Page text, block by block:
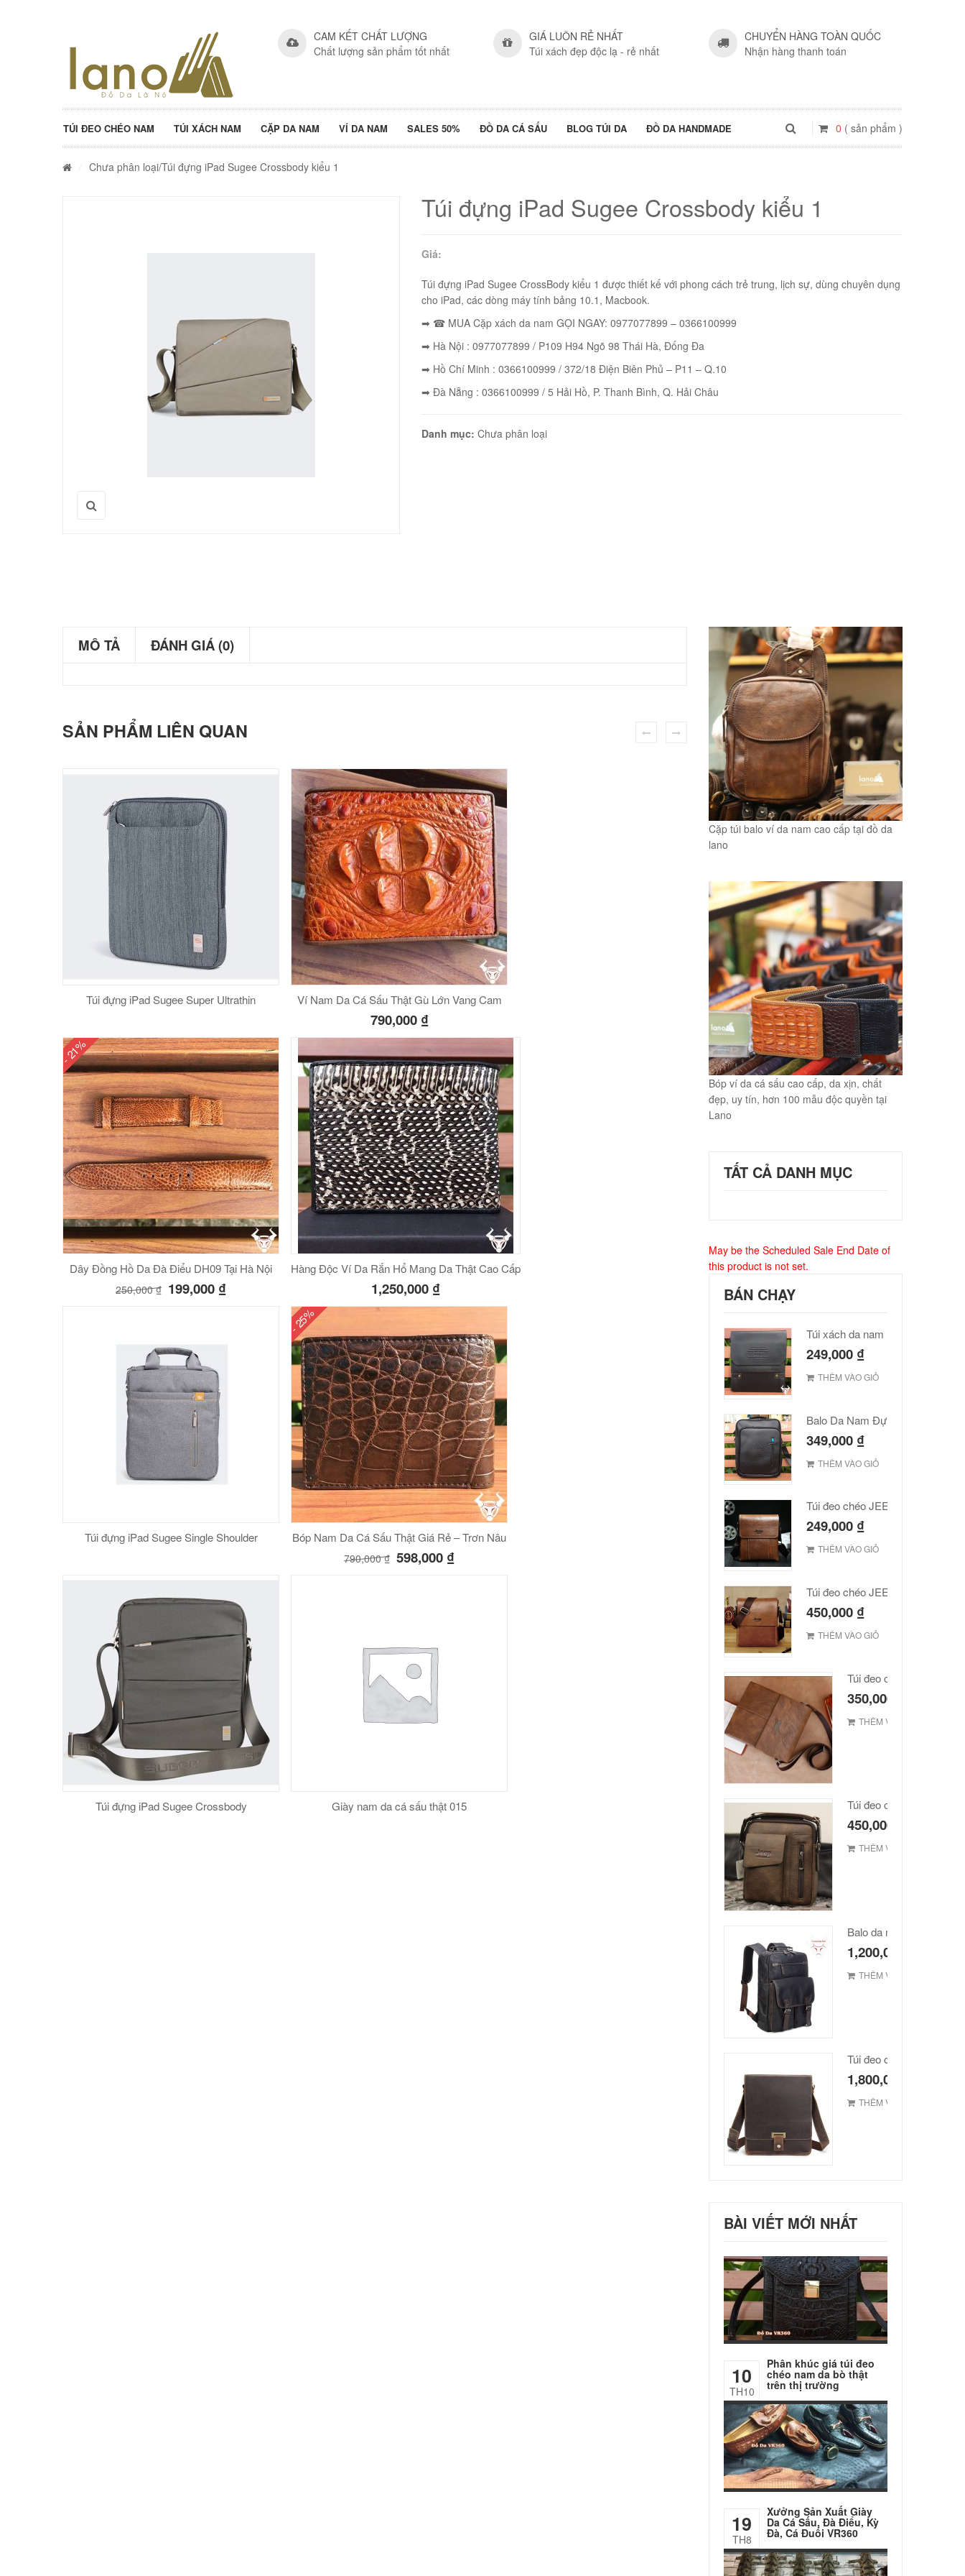
CAM KẾT CHẤT LƯỢNG
Chất lượng sản phẩm tốt nhất
GIÁ LUÔN RẺ NHẤT
Túi xách đẹp độc lạ - rẻ nhất
CHUYỂN HÀNG TOÀN QUỐC
Nhận hàng thanh toán
TÚI ĐEO CHÉO NAM TÚI XÁCH NAM CẶP DA NAM VÍ DA NAM SALES 50% ĐỒ DA CÁ SẤU BLOG TÚI DA ĐỒ DA HANDMADE 0 ( sản phẩm )
Chưa phân loại/Túi đựng iPad Sugee Crossbody kiểu 1
Túi đựng iPad Sugee Crossbody kiểu 1
Giá:
Túi đựng iPad Sugee CrossBody kiểu 1 được thiết kế với phong cách trẻ trung, lịch sự, dùng chuyên dụng
cho iPad, các dòng máy tính bảng 10.1, Macbook.
➡ ☎ MUA Cặp xách da nam GỌI NGAY: 0977077899 – 0366100999
➡ Hà Nội : 0977077899 / P109 H94 Ngõ 98 Thái Hà, Đống Đa
➡ Hồ Chí Minh : 0366100999 / 372/18 Điện Biên Phủ – P11 – Q.10
➡ Đà Nẵng : 0366100999 / 5 Hải Hồ, P. Thanh Bình, Q. Hải Châu
Danh mục: Chưa phân loại
MÔ TẢ ĐÁNH GIÁ (0)
SẢN PHẨM LIÊN QUAN
Túi đựng iPad Sugee Super Ultrathin Ví Nam Da Cá Sấu Thật Gù Lớn Vang Cam
790,000 ₫
- 21%
Dây Đồng Hồ Da Đà Điểu DH09 Tại Hà Nội
250,000₫ 199,000 ₫
Hàng Độc Ví Da Rắn Hổ Mang Da Thật Cao Cấp
1,250,000 ₫
Túi đựng iPad Sugee Single Shoulder
- 25%
Bóp Nam Da Cá Sấu Thật Giá Rẻ – Trơn Nâu
790,000₫ 598,000 ₫
Túi đựng iPad Sugee Crossbody Giày nam da cá sấu thật 015
Cặp túi balo ví da nam cao cấp tại đồ da
lano
Bóp ví da cá sấu cao cấp, da xịn, chất
đẹp, uy tín, hơn 100 mẫu độc quyền tại
Lano
TẤT CẢ DANH MỤC
May be the Scheduled Sale End Date of
this product is not set.
BÁN CHẠY
249,000 ₫
THÊM VÀO GIỎ
Balo Da Nam Đựng Laptop Đẹp Giá Rẻ
349,000 ₫
THÊM VÀO GIỎ
249,000 ₫
THÊM VÀO GIỎ
450,000 ₫
THÊM VÀO GIỎ
Túi đeo chéo Jeep giá
350,000
THÊM VÀO GIỎ
Túi đeo chéo Jeep giá rẻ
450,000
THÊM VÀO GIỎ
Balo da nam hàn quốc
1,200,000
THÊM VÀO GIỎ
1,800,000
THÊM VÀO GIỎ
BÀI VIẾT MỚI NHẤT
10
TH10
Phân khúc giá túi đeo
chéo nam da bò thật
trên thị trường
19
TH8
Xưởng Sản Xuất Giày
Da Cá Sấu, Đà Điểu, Kỳ
Đà, Cá Đuối VR360